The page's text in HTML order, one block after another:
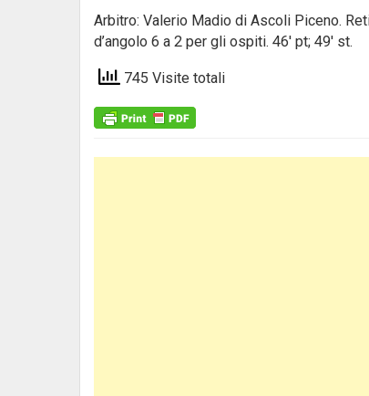
Arbitro: Valerio Madio di Ascoli Piceno.
d’angolo 6 a 2 per gli ospiti. 46′ pt; 49′ st.
745 Visite totali